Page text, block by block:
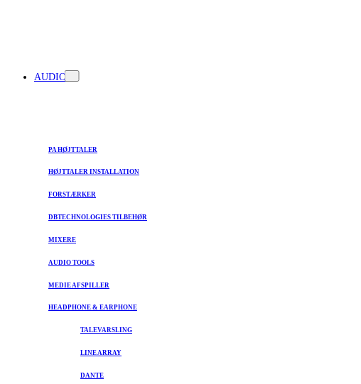
AUDIO
PA HØJTTALER
HØJTTALER INSTALLATION
FORSTÆRKER
DBTECHNOLOGIES TILBEHØR
MIXERE
AUDIO TOOLS
MEDIE AFSPILLER
HEADPHONE & EARPHONE
TALEVARSLING
LINE ARRAY
DANTE